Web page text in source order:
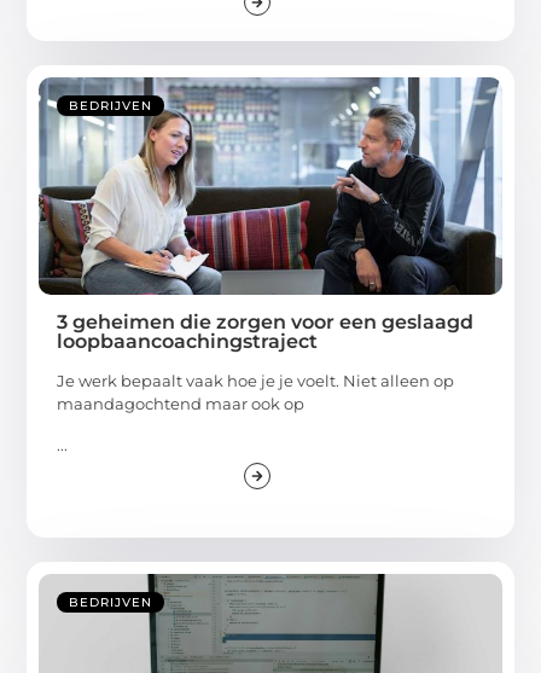
BEDRIJVEN
3 geheimen die zorgen voor een geslaagd
loopbaancoachingstraject
Je werk bepaalt vaak hoe je je voelt. Niet alleen op
maandagochtend maar ook op
...
BEDRIJVEN